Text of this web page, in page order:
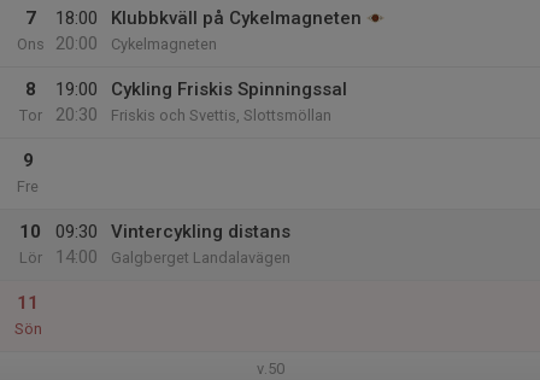
7
Ons
18:00
20:00
Klubbkväll på Cykelmagneten
Cykelmagneten
8
Tor
19:00
20:30
Cykling Friskis Spinningssal
Friskis och Svettis, Slottsmöllan
9
Fre
10
Lör
09:30
14:00
Vintercykling distans
Galgberget Landalavägen
11
Sön
v.50